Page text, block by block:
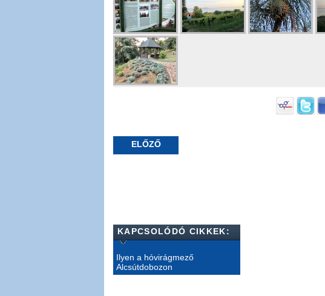
ELŐZŐ
KAPCSOLÓDÓ CIKKEK:
Ilyen a hóvirágmező
Alcsútdobozon